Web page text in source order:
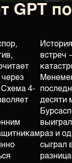
GPT
через
Схема 4-
встреч
десяти
раз и
сыграл